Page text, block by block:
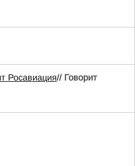
Росавиация// Говорит